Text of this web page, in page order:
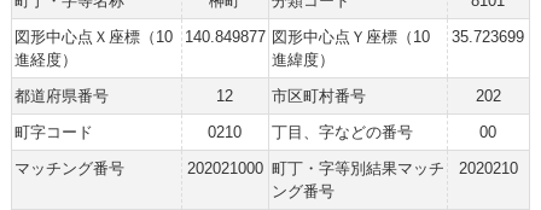
図形中心点Ｘ座標（10
進経度）
140.849877 図形中心点Ｙ座標（10
進緯度）
35.723699
都道府県番号 12 市区町村番号
202
町字コード
0210 丁目、字などの番号
00
マッチング番号
202021000 町丁・字等別結果マッチ
ング番号
2020210